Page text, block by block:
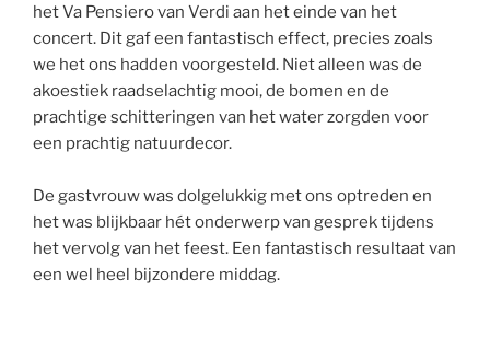
het Va Pensiero van Verdi aan het einde van het
concert. Dit gaf een fantastisch effect, precies zoals
we het ons hadden voorgesteld. Niet alleen was de
akoestiek raadselachtig mooi, de bomen en de
prachtige schitteringen van het water zorgden voor
een prachtig natuurdecor.
De gastvrouw was dolgelukkig met ons optreden en
het was blijkbaar hét onderwerp van gesprek tijdens
het vervolg van het feest. Een fantastisch resultaat van
een wel heel bijzondere middag.